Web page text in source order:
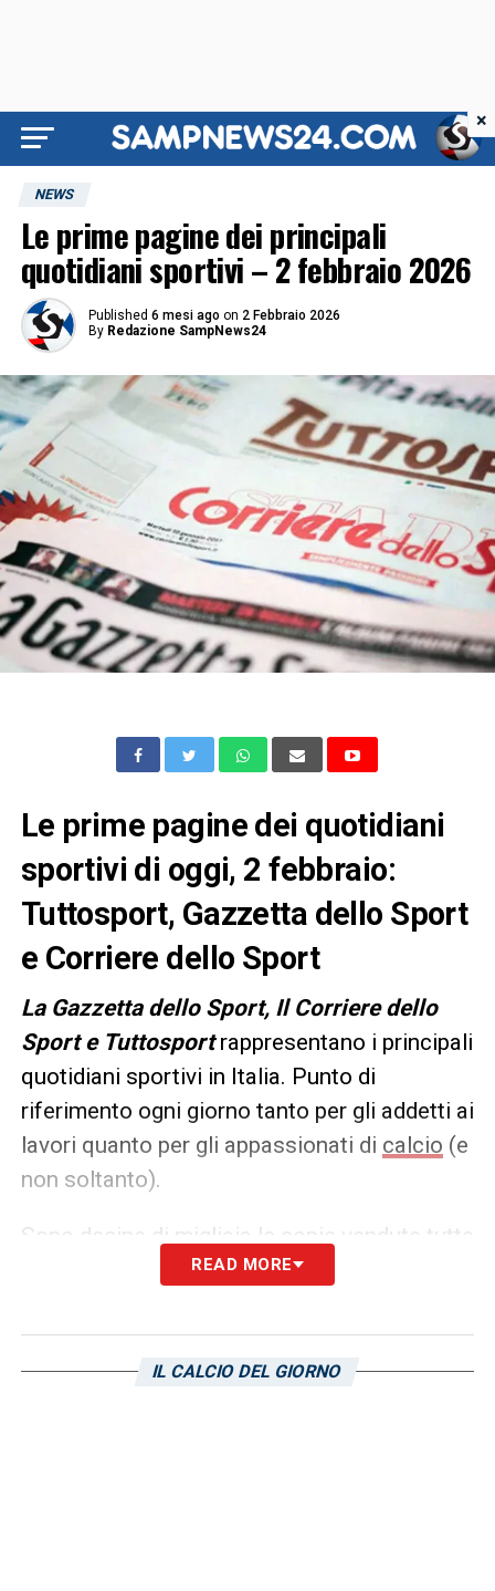
NEWS
Le prime pagine dei principali
quotidiani sportivi – 2 febbraio 2026
Published 6 mesi ago on 2 Febbraio 2026
By Redazione SampNews24
Le prime pagine dei quotidiani
sportivi di oggi, 2 febbraio:
Tuttosport, Gazzetta dello Sport
e Corriere dello Sport
La Gazzetta dello Sport, Il Corriere dello
Sport e Tuttosportrappresentano i principali
quotidiani sportivi in Italia. Punto di
riferimento ogni giorno tanto per gli addetti ai
lavori quanto per gli appassionati di calcio (e
non soltanto).
Sono decine di migliaia le copie vendute tutte
le mattine in edicola, ma un’anteprima dei
già dalla sera precedente. Ecco, allora, le
prime pagine deiQuotidiani Sportividioggi
READ MORE
IL CALCIO DEL GIORNO
×